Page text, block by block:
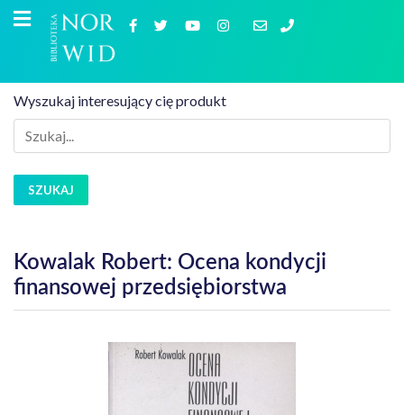
Wyszukaj interesujący cię produkt
SZUKAJ
Kowalak Robert: Ocena kondycji
finansowej przedsiębiorstwa